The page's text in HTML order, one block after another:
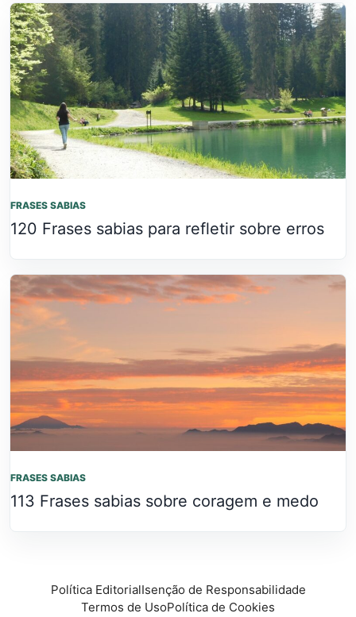
FRASES SABIAS
120 Frases sabias para refletir sobre erros
FRASES SABIAS
113 Frases sabias sobre coragem e medo
Política EditorialIsenção de Responsabilidade
Termos de UsoPolítica de Cookies